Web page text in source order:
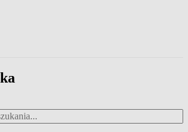
zawartość strony. Naciśnij klawisz